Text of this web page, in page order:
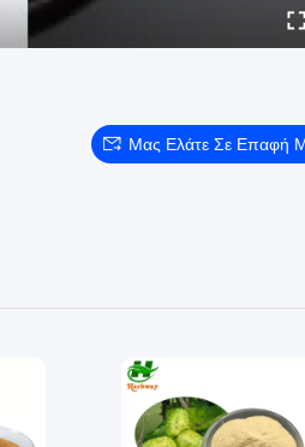
Μας Ελάτε Σε Επαφή